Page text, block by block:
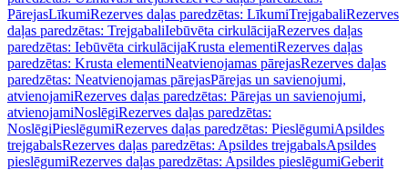
PārejasLīkumiRezerves daļas paredzētas: LīkumiTrejgabaliRezerves
daļas paredzētas: TrejgabaliIebūvēta cirkulācijaRezerves daļas
paredzētas: Iebūvēta cirkulācijaKrusta elementiRezerves daļas
paredzētas: Krusta elementiNeatvienojamas pārejasRezerves daļas
paredzētas: Neatvienojamas pārejasPārejas un savienojumi,
atvienojamiRezerves daļas paredzētas: Pārejas un savienojumi,
atvienojamiNoslēgiRezerves daļas paredzētas:
NoslēgiPieslēgumiRezerves daļas paredzētas: PieslēgumiApsildes
trejgabalsRezerves daļas paredzētas: Apsildes trejgabalsApsildes
pieslēgumiRezerves daļas paredzētas: Apsildes pieslēgumiGeberit